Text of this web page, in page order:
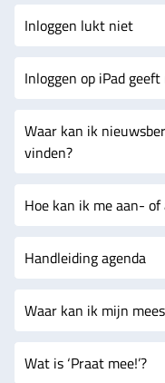
Inloggen lukt niet
Inloggen op iPad geeft
Waar kan ik
vinden?
Hoe kan ik me aan- of
Handleiding agenda
Waar kan ik mijn
Wat is ‘Praat mee!’?